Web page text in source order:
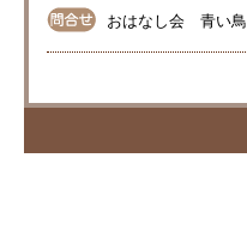
おはなし会 青い鳥